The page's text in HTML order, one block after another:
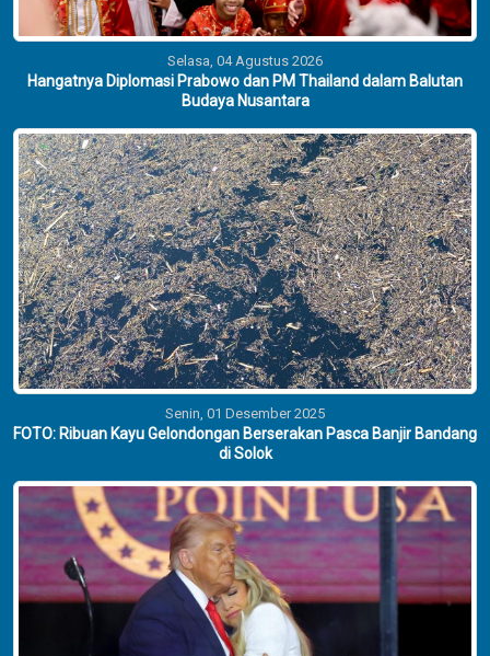
Selasa, 04 Agustus 2026
Hangatnya Diplomasi Prabowo dan PM Thailand dalam Balutan
Budaya Nusantara
Senin, 01 Desember 2025
FOTO: Ribuan Kayu Gelondongan Berserakan Pasca Banjir Bandang
di Solok